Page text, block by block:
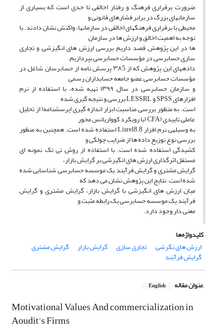
ضرورت برقراری فرهنگ و رفتار اخالقی تا حدی است که بسیاری از
سازمانهای بزرگ در برابر فشارهای قانونی و
محیطی با برقراری فرهنگهای اخالقی در سازمانها، واکنش نشان دادند. با
توجه به اهمیت اخالق و ارزش ها در سازمان
ها در این پژوهش قصد داریم بررسی ارزش های انگیزشی و تجاری
سازی حسابرسی در مؤسسات حسابرسی بپردازیم.
دادههای این پژوهش که از ۳۸5 پرسش نامه از حسابرسان شاغل در
مؤسسات حسابرسی عضو جامعه حسابداران رسمی
و سازمان حسابرسی در سال ۱۳۹۹ تهیه شده، با استفاده از نرم
افزارهای SPSS و LESSRL بررسی و نتیجه گیری شده
است. به منظور بررسی مناسبت ابزار اندازه گیری)پرسشنامه( از تحلیل
عاملی تاییدی (CFA (با رویکرد کوواریانس محور
به وسیلهی نرم افزار 8.Lisrel8 استفاده شده است. همچنین به منظور
بررسی نوع توزیع داده ها از ضرایب چولگی و
کشیدگی استفاده شده است. با استفاده از روش تی تک نمونه ای
مستقل اثرگذاری ارزش های انگیزشی بر گرایش بازار،
گرایش مشتری و گرایش فرآیند یک موسسه حسابرسی شناسایی شده
شده است. نتایج این پژوهش نشان می دهد که
میان ارزش های انگیزشی با گرایش بازار، گرایش مشتری و گرایش
فرآیند یک موسسه حسابرسی یک رابطه مثبت و
معنی دار وجود دارد.
کلیدواژه‌ها
ارزش های نگرشی
تجاری سازی گرایش بازار گرایش مشتری
گرایش فرآیند
عنوان مقاله English
Motivational Values And commercialization in
Aoudit’s Firms